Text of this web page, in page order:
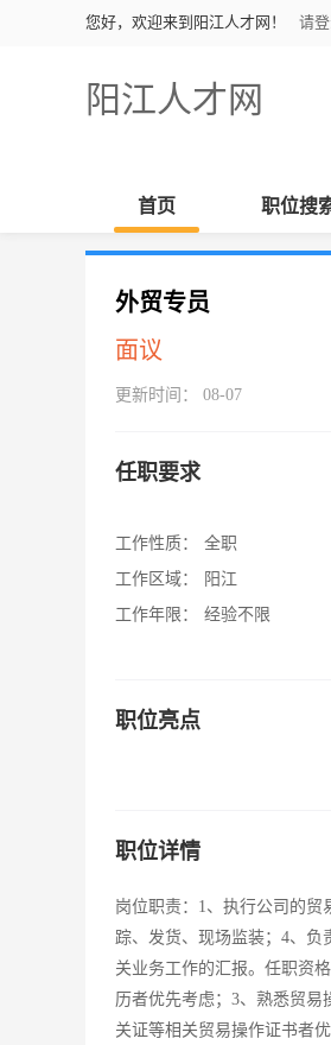
您好，欢迎来到阳江人才网！ 请
阳江人才网
首页 职位搜
外贸专员
面议
更新时间： 08-07
任职要求
工作性质：
全职
工作区域：
阳江
工作年限：
经验不限
职位亮点
职位详情
岗位职责：1、执行公司的
踪、发货、现场监装；4、负
关业务工作的汇报。任职资
历者优先考虑；3、熟悉贸
关证等相关贸易操作证书者